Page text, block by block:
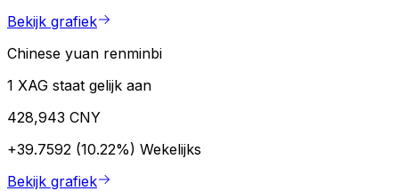
Bekijk grafiek
Chinese yuan renminbi
1 XAG staat gelijk aan
428,943 CNY
+39.7592 (10.22%) Wekelijks
Bekijk grafiek